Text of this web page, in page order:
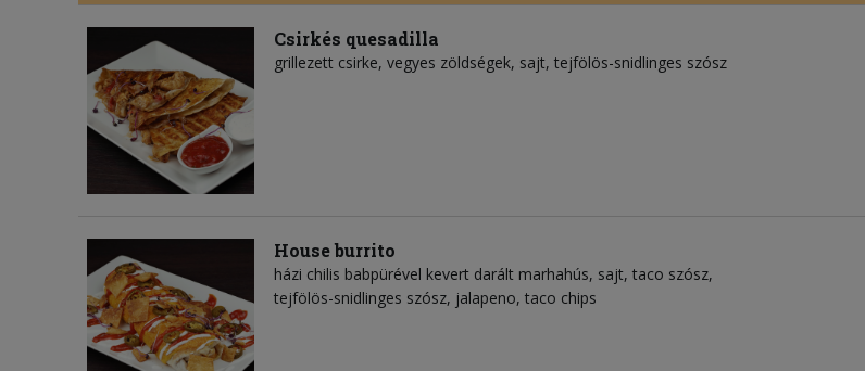
Csirkés quesadilla
grillezett csirke, vegyes zöldségek, sajt, tejfölös-snidlinges szósz
House burrito
házi chilis babpürével kevert darált marhahús, sajt, taco szósz,
tejfölös-snidlinges szósz, jalapeno, taco chips